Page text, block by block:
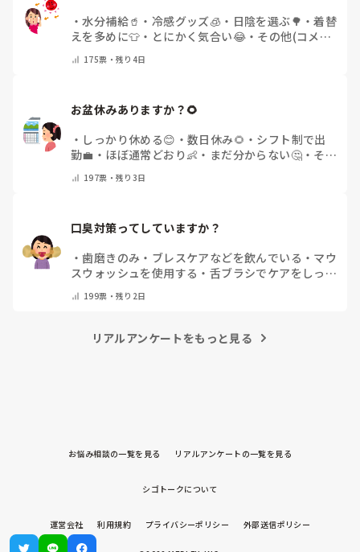
・水分補給🥤 ・ 冷感グッズ🧊 ・ 日陰を選ぶ🌳 ・着替
えを多めに👕 ・ とにかく気合い😂・ その他(コメン
175票・残り4日
お盆休みありますか？🌻
・ しっかり休める😊 ・ 数日休み🌻 ・ シフト制で出
勤💼 ・ ほぼ通常どおり👶 ・ まだ分からない🤔・ その
197票・残り3日
口臭対策ってしていますか？
・歯磨きのみ ・ ブレスケアなどを飲んでいる ・ マウ
スウォッシュを使用する ・ 舌ブラシでケアをしっか
の他(コメントで教えて下さい)
199票・残り2日
リアルアンケートをもっと見る
お悩み相談の一覧を見る リアルアンケートの一覧を見る
シゴトークについて
運営会社 利用規約 プライバシーポリシー 外部送信ポリシー